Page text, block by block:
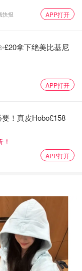
券。
原作者
仅次于收购ODEON
、中东欧……它在
快报 APP打开
拿下绝美比基尼
APP打开
！真皮Hobo£158
APP打开